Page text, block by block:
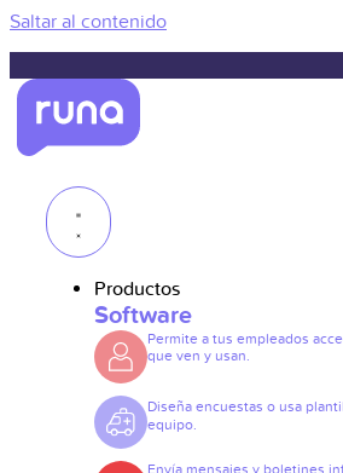
Saltar al contenido
Productos
Software
Permite a tus empleados
que ven y usan.
Diseña encuestas o usa
equipo.
Envía mensajes y boletines